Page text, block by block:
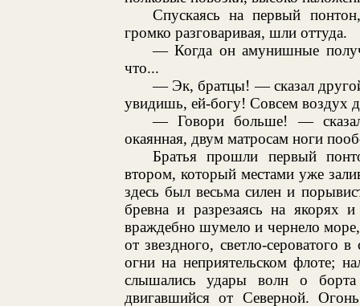
Спускаясь на первый
громко разговаривая, шли оттуда.
— Когда он амунишные
что...
— Эк, братцы! — сказал
увидишь, ей-богу! Совсем воздух
— Говори больше! —
окаянная, двум матросам ноги
Братья прошли первый
втором, который местами уже
здесь был весьма силен и
бревна и разрезаясь на якорях
враждебно шумело и чернело
от звездного, светло-сероватого
огни на неприятельском флоте;
слышались удары волн о
двигавшийся от Северной.